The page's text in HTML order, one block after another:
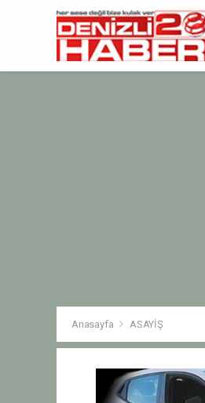
Anasayfa ASAYİŞ